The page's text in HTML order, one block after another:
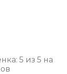
5 из 5 на